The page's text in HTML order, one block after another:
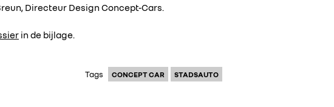
Directeur Design Concept-Cars.
in de bijlage.
Tags CONCEPT CAR STADSAUTO